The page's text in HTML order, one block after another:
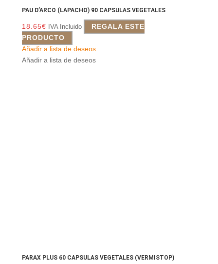
PAU D’ARCO (LAPACHO) 90 CAPSULAS VEGETALES
18.65€ IVA Incluido
REGALA ESTE
PRODUCTO
Añadir a lista de deseos
Añadir a lista de deseos
PARAX PLUS 60 CAPSULAS VEGETALES (VERMISTOP)